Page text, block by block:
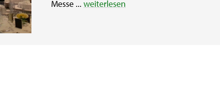
Messe ... weiterlesen